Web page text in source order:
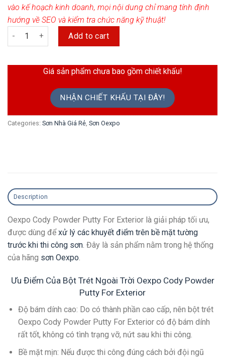
vào kế hoạch kinh doanh, mọi nội dung chỉ mang tính định
hướng về SEO và kiểm tra chức năng kỹ thuật!
Bột Trét Ngoài Trời Oexpo Cody Powder Putty For Exterior quantity
Add to cart
Giá sản phẩm chưa bao gồm chiết khấu!
NHẬN CHIẾT KHẤU TẠI ĐÂY!
Categories: Sơn Nhà Giá Rẻ, Sơn Oexpo
Description
Oexpo Cody Powder Putty For Exterior là giải pháp tối ưu,
được dùng đểxử lý các khuyết điểm trên bề mặt tường
trước khi thi công sơn. Đây là sản phẩm nằm trong hệ thống
của hãng sơn Oexpo.
Ưu Điểm Của Bột Trét Ngoài Trời Oexpo Cody Powder
Putty For Exterior
Độ bám dính cao: Do có thành phần cao cấp, nên bột trét
Oexpo Cody Powder Putty For Exterior có độ bám dính
rất tốt, không có tình trạng vỡ, nứt sau khi thi công.
Bề mặt mịn: Nếu được thi công đúng cách bởi đội ngũ